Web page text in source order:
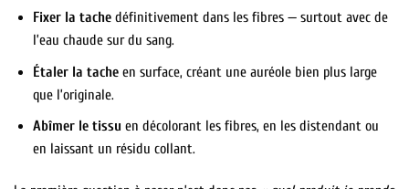
Fixer la tachedéfinitivement dans les fibres — surtout avec de
l’eau chaude sur du sang.
Étaler la tacheen surface, créant une auréole bien plus large
que l’originale.
Abîmer le tissu en décolorant les fibres, en les distendant ou
en laissant un résidu collant.